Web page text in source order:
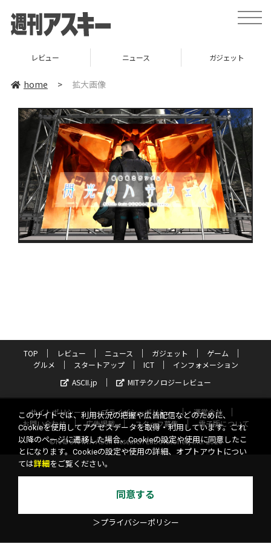
toggle
レビュー ニュース ガジェット
home > 拡大画像
TOP レビュー ニュース ガジェット
ゲーム
グルメ
スタートアップ ICT
インフォメーション
ASCII.jp
MITテクノロジーレビュー
サイトポリシー プライバシーポリシー
運営会社
お問い合わせ
広告掲載 スタッフ募集
電子版について
©KADOKAWA ASCII Research Laboratories, Inc. 2026
このサイトでは、利用状況の把握や広告配信などのために、
Cookieを使用してアクセスデータを取得・利用しています。これ
以降のページに遷移した場合、Cookieの設定や使用に同意したこ
とになります。Cookieの設定や使用の詳細、オプトアウトについ
ては詳細 をご覧ください。
同意する
＞プライバシーポリシー